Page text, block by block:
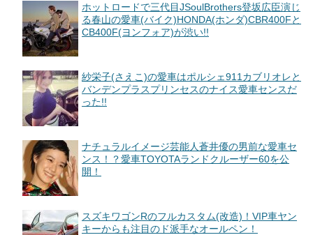
ホットロードで三代目JSoulBrothers登坂広臣演じ
る春山の愛車(バイク)HONDA(ホンダ)CBR400Fと
CB400F(ヨンフォア)が渋い!!
紗栄子(さえこ)の愛車はポルシェ911カブリオレと
バンデンプラスプリンセスのナイス愛車センスだ
った!!
ナチュラルイメージ芸能人蒼井優の男前な愛車セ
ンス！？愛車TOYOTAランドクルーザー60を公
開！
スズキワゴンRのフルカスタム(改造)！VIP車ヤン
キーからも注目のド派手なオールペン！